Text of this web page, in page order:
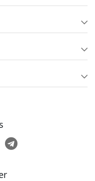
Telegram